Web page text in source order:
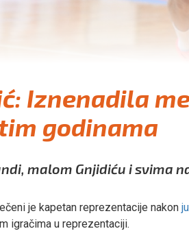
Iznenadila
godinama
malom Gnjidiću i svima
je kapetan reprezentacije nakon
igračima u reprezentaciji.